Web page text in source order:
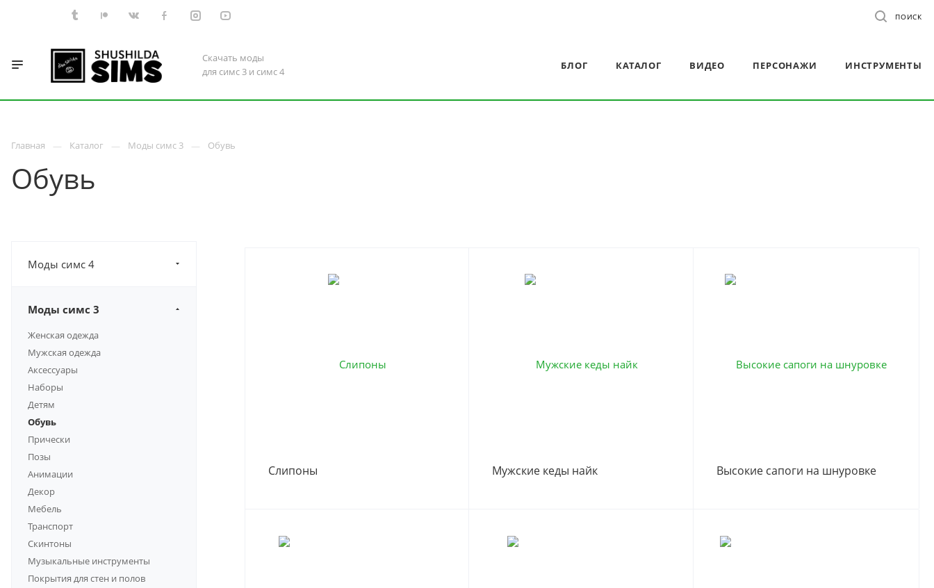
ПОИСК
Скачать моды
для симс 3 и симс 4
БЛОГ КАТАЛОГ ВИДЕО ПЕРСОНАЖИ ИНСТРУМЕНТЫ
Главная Каталог Моды симс 3 Обувь
Обувь
Моды симс 4
Моды симс 3
Женская одежда
Мужская одежда
Аксессуары
Наборы
Детям
Обувь
Прически
Позы
Анимации
Декор
Мебель
Транспорт
Скинтоны
Музыкальные инструменты
Покрытия для стен и полов
Слипоны Мужские кеды найк Высокие сапоги на шнуровке